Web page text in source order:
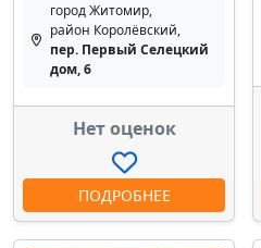
город Житомир,
район Королёвский,
пер. Первый Селецкий
дом, 6
Нет оценок
ПОДРОБНЕЕ